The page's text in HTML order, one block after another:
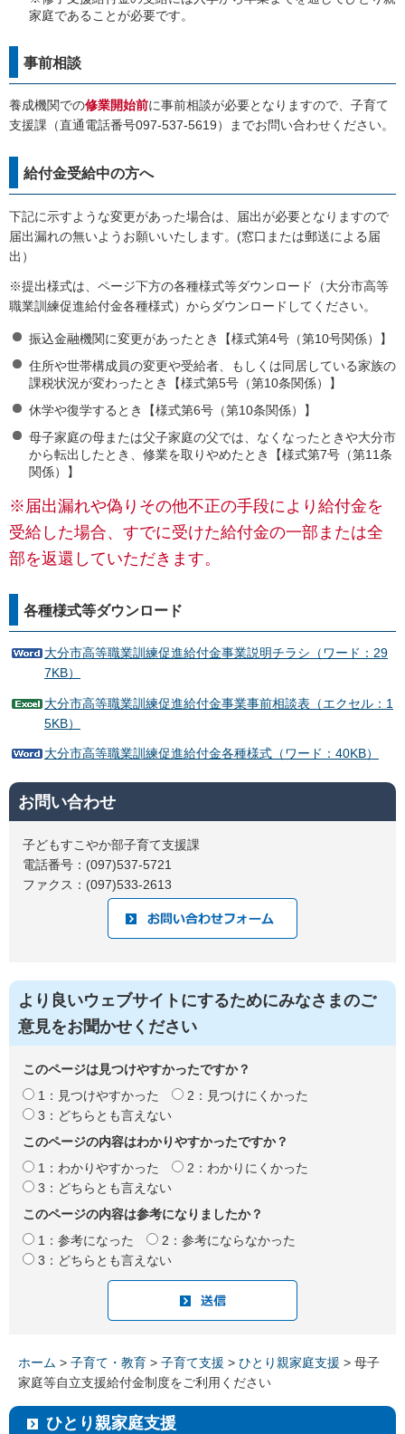
家庭であることが必要です。
事前相談
養成機関での修業開始前に事前相談が必要となりますので、子育て
支援課（直通電話番号097-537-5619）までお問い合わせください。
給付金受給中の方へ
下記に示すような変更があった場合は、届出が必要となりますので
届出漏れの無いようお願いいたします。(窓口または郵送による届
出）
※提出様式は、ページ下方の各種様式等ダウンロード（大分市高等
職業訓練促進給付金各種様式）からダウンロードしてください。
振込金融機関に変更があったとき【様式第4号（第10号関係）】
住所や世帯構成員の変更や受給者、もしくは同居している家族の
課税状況が変わったとき【様式第5号（第10条関係）】
休学や復学するとき【様式第6号（第10条関係）】
母子家庭の母または父子家庭の父では、なくなったときや大分市
から転出したとき、修業を取りやめたとき【様式第7号（第11条
関係）】
※届出漏れや偽りその他不正の手段により給付金を
受給した場合、すでに受けた給付金の一部または全
部を返還していただきます。
各種様式等ダウンロード
大分市高等職業訓練促進給付金事業説明チラシ（ワード：29
7KB）
大分市高等職業訓練促進給付金事業事前相談表（エクセル：1
5KB）
大分市高等職業訓練促進給付金各種様式（ワード：40KB）
お問い合わせ
子どもすこやか部子育て支援課
電話番号：(097)537-5721
ファクス：(097)533-2613
より良いウェブサイトにするためにみなさまのご
意見をお聞かせください
このページは見つけやすかったですか？
1：見つけやすかった
2：見つけにくかった
3：どちらとも言えない
このページの内容はわかりやすかったですか？
1：わかりやすかった
2：わかりにくかった
3：どちらとも言えない
このページの内容は参考になりましたか？
1：参考になった
2：参考にならなかった
3：どちらとも言えない
ホーム > 子育て・教育 > 子育て支援 > ひとり親家庭支援 > 母子
家庭等自立支援給付金制度をご利用ください
ひとり親家庭支援